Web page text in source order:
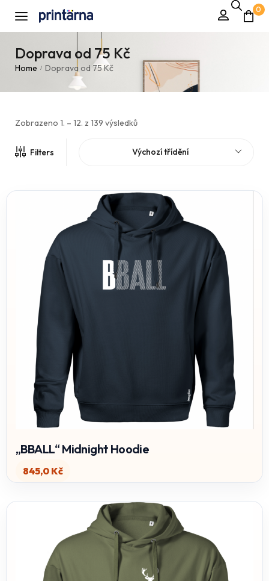
0
Doprava od 75 Kč
Home / Doprava od 75 Kč
Zobrazeno 1. – 12. z 139 výsledků
Filters Výchozí třídění
„BBALL“ Midnight Hoodie
845,0 Kč